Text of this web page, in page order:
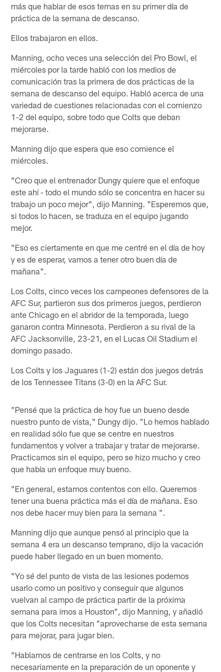
más que hablar de esos temas en su primer día de
práctica de la semana de descanso.
Ellos trabajaron en ellos.
Manning, ocho veces una selección del Pro Bowl, el
miércoles por la tarde habló con los medios de
comunicación tras la primera de dos prácticas de la
semana de descanso del equipo. Habló acerca de una
variedad de cuestiones relacionadas con el comienzo
1-2 del equipo, sobre todo que Colts que deban
mejorarse.
Manning dijo que espera que eso comience el
miércoles.
"Creo que el entrenador Dungy quiere que el enfoque
este ahí - todo el mundo sólo se concentra en hacer su
trabajo un poco mejor", dijo Manning. "Esperemos que,
si todos lo hacen, se traduza en el equipo jugando
mejor.
"Eso es ciertamente en que me centré en el día de hoy
y es de esperar, vamos a tener otro buen día de
mañana".
Los Colts, cinco veces los campeones defensores de la
AFC Sur, partieron sus dos primeros juegos, perdieron
ante Chicago en el abridor de la temporada, luego
ganaron contra Minnesota. Perdieron a su rival de la
AFC Jacksonville, 23-21, en el Lucas Oil Stadium el
domingo pasado.
Los Colts y los Jaguares (1-2) están dos juegos detrás
de los Tennessee Titans (3-0) en la AFC Sur.
"Pensé que la práctica de hoy fue un bueno desde
nuestro punto de vista," Dungy dijo. "Lo hemos hablado
en realidad sólo fue que se centre en nuestros
fundamentos y volver a trabajar y tratar de mejorarse.
Practicamos sin el equipo, pero se hizo mucho y creo
que había un enfoque muy bueno.
"En general, estamos contentos con ello. Queremos
tener una buena práctica más el día de mañana. Eso
nos debe hacer muy bien para la semana ".
Manning dijo que aunque pensó al principio que la
semana 4 era un descanso temprano, dijo la vacación
puede haber llegado en un buen momento.
"Yo sé del punto de vista de las lesiones podemos
usarlo como un positivo y conseguir que algunos
vuelvan al campo de práctica partir de la próxima
semana para irnos a Houston", dijo Manning, y añadió
que los Colts necesitan "aprovecharse de esta semana
para mejorar, para jugar bien.
"Hablamos de centrarse en los Colts, y no
necesariamente en la preparación de un oponente y